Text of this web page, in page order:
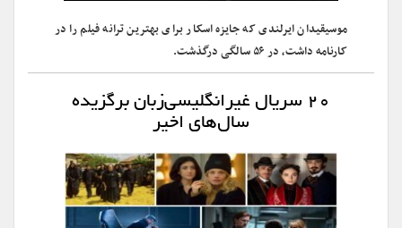
موسیقیدان ایرلندی که جایزه اسکار برای بهترین ترانه فیلم را در
کارنامه داشت، در ۵۶ سالگی درگذشت.
۲۰ سریال غیرانگلیسی‌زبان برگزیده
سال‌های اخیر